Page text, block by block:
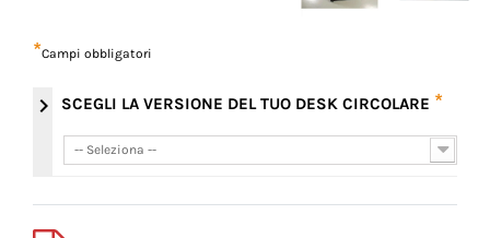
*Campi obbligatori
chevron_right SCEGLI LA VERSIONE DEL TUO DESK CIRCOLARE *
-- Seleziona --
-- Seleziona --